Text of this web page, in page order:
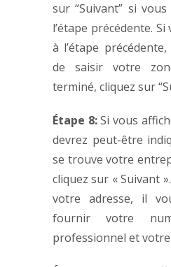
sur “Suivant” si
l’étape précédente.
à l’étape
de saisir votre
terminé, cliquez sur
Étape 8:Si vous
devrez peut-être
se trouve votre
cliquez sur « Suivant
votre adresse, il
fournir votre
professionnel et votre